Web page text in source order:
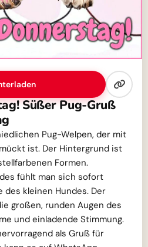
Süßer Pug-Gruß
Pug-Welpen, der mit
ist. Der Hintergrund ist
Formen.
fühlt man sich sofort
des kleinen Hundes. Der
großen, runden Augen des
und einladende Stimmung.
als Gruß für